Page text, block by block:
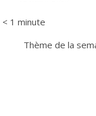
< 1 minute
Thème de la